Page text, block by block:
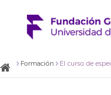
Formación